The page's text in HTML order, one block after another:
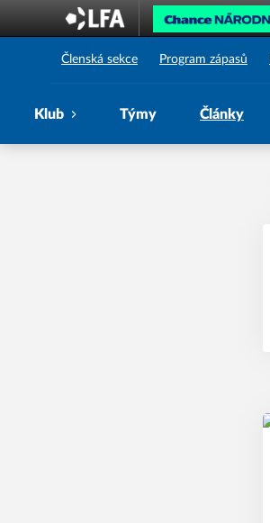
Členská sekce Program zápasů
Klub Týmy Články